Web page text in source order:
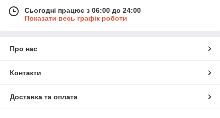
Сьогодні працює з 06:00 до 24:00
Показати весь графік роботи
Про нас
Контакти
Доставка та оплата